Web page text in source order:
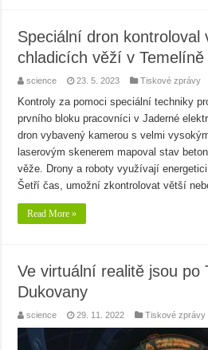
Speciální dron kontroloval
chladicích věží v Temelíně
science 23. 5. 2023 Tiskové zprávy
Kontroly za pomoci speciální techniky
prvního bloku pracovníci v Jaderné
dron vybavený kamerou s velmi
laserovým skenerem mapoval stav
věže. Drony a roboty využívají
Šetří čas, umožní zkontrolovat větší
Read More »
Ve virtuální realitě jsou po
Dukovany
science 29. 11. 2022 Tiskové zprávy